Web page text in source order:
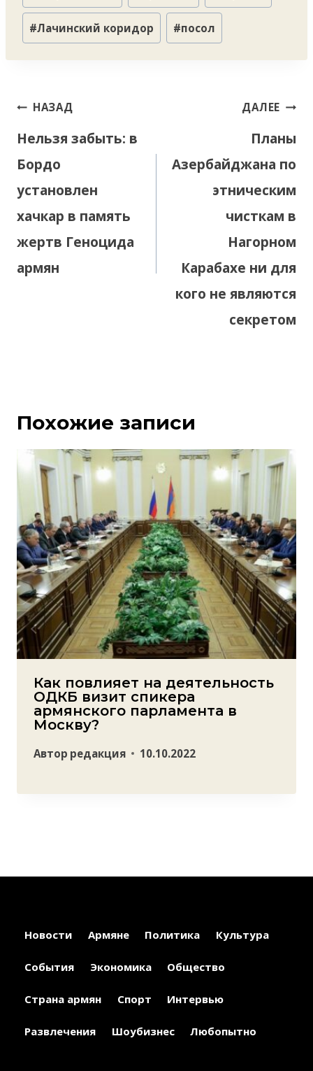
записи:
#Лачинский коридор #посол
Навигация
записям
НАЗАД
Нельзя забыть: в
Бордо
установлен
хачкар в память
жертв Геноцида
армян
ДАЛЕЕ
Планы
Азербайджана по
этническим
чисткам в
Нагорном
Карабахе ни для
кого не являются
секретом
Похожие записи
Как повлияет на деятельность
ОДКБ визит спикера
армянского парламента в
Москву?
Автор редакция 10.10.2022
Новости Армяне Политика Культура
События Экономика Общество
Страна армян Спорт Интервью
Развлечения Шоубизнес Любопытно